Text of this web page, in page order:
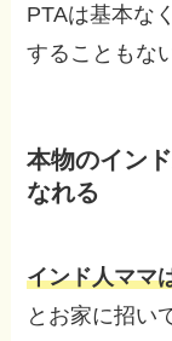
PTAは基本な
することもな
本物のイン
なれる
インド人ママ
とお家に招い